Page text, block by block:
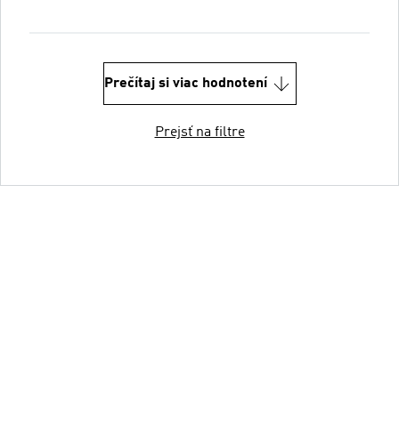
Prečítaj si viac hodnotení
Prejsť na filtre